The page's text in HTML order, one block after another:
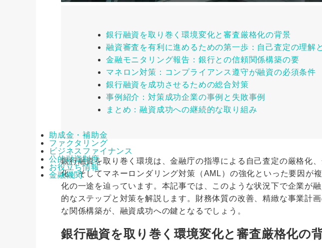
助成金・補助金
ファクタリング
ビジネスファイナンス
公的融資制度
お役立ち情報
金融機関
銀行融資を取り巻く環境変化と審査厳格化の背景
融資審査を有利に進めるための第一歩：自己査定の理解
金融モニタリング報告：銀行との信頼関係構築の要
マネロン対策：コンプライアンス遵守が融資の必須条件
銀行融資を成功させるための総合対策
事例紹介：対策成功企業の事例と失敗事例
まとめ：融資成功への継続的な取り組み
銀行融資を取り巻く環境は、金融庁の指導による自己査定の厳格化
化、そしてマネーロンダリング対策（AML）の強化といった要因が
化の一途を辿っています。本記事では、このような状況下で企業が
的なステップと対策を解説します。財務体質の改善、精緻な事業計
な関係構築が、融資成功への鍵となるでしょう。
銀行融資を取り巻く環境変化と審査厳格化の